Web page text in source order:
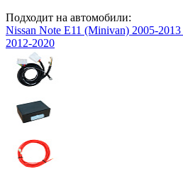
Подходит на автомобили:
Nissan Note E11 (Minivan) 2005-2013
2012-2020